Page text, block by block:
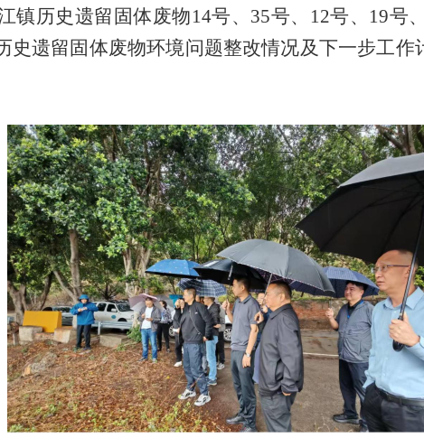
镇历史遗留固体废物14号、 35号、 12号、 19号、
史遗留固体废物环境问题整改情况及下一步工作